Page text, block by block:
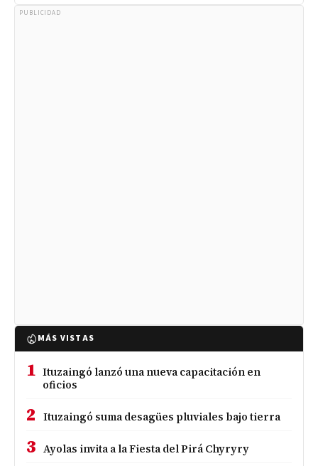
PUBLICIDAD
MÁS VISTAS
1 Ituzaingó lanzó una nueva capacitación en
oficios
2 Ituzaingó suma desagües pluviales bajo tierra
3 Ayolas invita a la Fiesta del Pirá Chyryry